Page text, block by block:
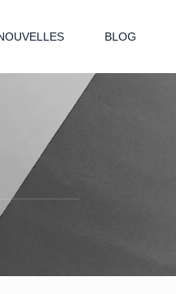
BLOG